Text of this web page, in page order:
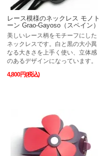
レース模様のネックレス モノト
ーン Grao-Gayoso（スペイン）
美しいレース柄をモチーフにした
ネックレスです。白と黒の大小異
なる大きさを上手く使い、立体感
のあるデザインになっています。
4,800円(税込)